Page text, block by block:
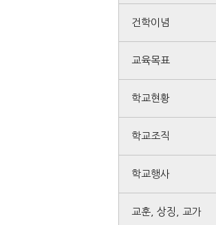
건학이념
교육목표
학교현황
학교조직
학교행사
교훈, 상징, 교가